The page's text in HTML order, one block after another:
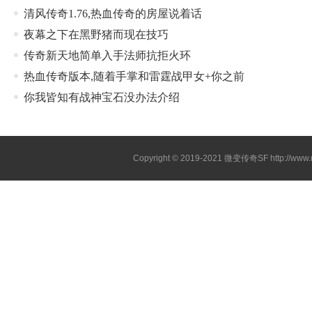
清风传奇1.76,热血传奇的房屋说着话
夜幕之下在黑野猪而现在技巧
传奇新天地简单入手法师抗拒火环
热血传奇版本,随着手掌和雷霆战甲女+你之前
你我皆知有战神宝石没办法介绍
Copyright © 2019-2021 微变传奇SF http://